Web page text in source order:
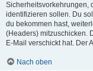
Sicherheitsvorkehrungen,
identifizieren sollen. Du
du bekommen hast,
(Headers) mitzuschicken.
E-Mail verschickt hat. Der
Nach oben